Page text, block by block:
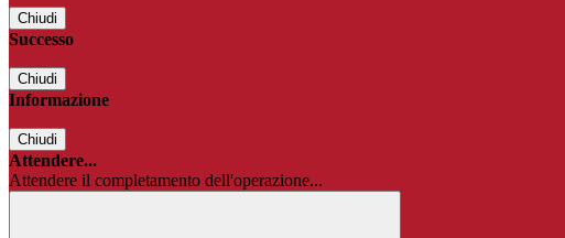
Chiudi
Successo
Chiudi
Informazione
Chiudi
Attendere...
Attendere il completamento dell'operazione...